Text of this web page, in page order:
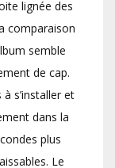
lignée des
comparaison
semble
de cap.
s’installer et
dans la
plus
Le